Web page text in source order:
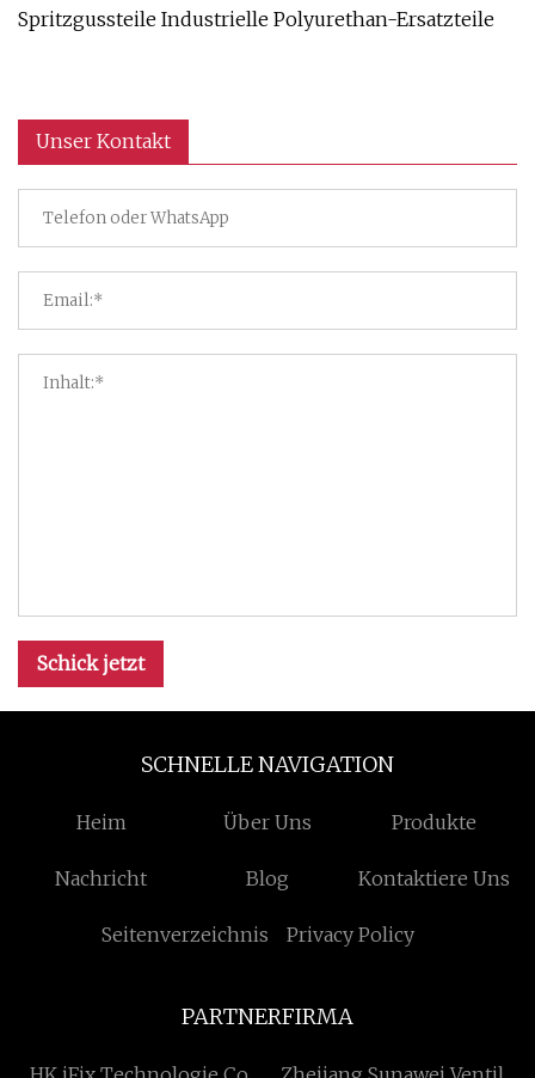
Spritzgussteile Industrielle Polyurethan-Ersatzteile
Unser Kontakt
Schick jetzt
SCHNELLE NAVIGATION
Heim Über Uns Produkte
Nachricht Blog Kontaktiere Uns
Seitenverzeichnis Privacy Policy
PARTNERFIRMA